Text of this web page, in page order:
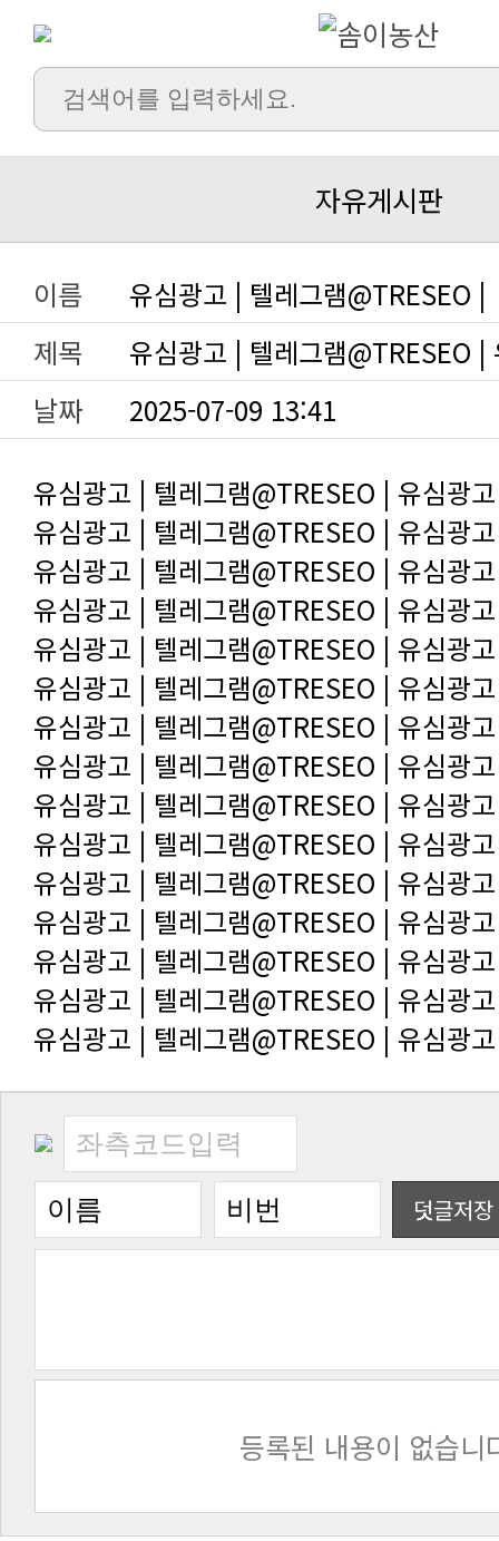
자유게시판
이름
유심광고 | 텔레그램@TRESEO |
제목
유심광고 | 텔레그램@TRESEO |
날짜
2025-07-09 13:41
유심광고 | 텔레그램@TRESEO | 유심광고
유심광고 | 텔레그램@TRESEO | 유심광고
유심광고 | 텔레그램@TRESEO | 유심광고
유심광고 | 텔레그램@TRESEO | 유심광고
유심광고 | 텔레그램@TRESEO | 유심광고
유심광고 | 텔레그램@TRESEO | 유심광고
유심광고 | 텔레그램@TRESEO | 유심광고
유심광고 | 텔레그램@TRESEO | 유심광고
유심광고 | 텔레그램@TRESEO | 유심광고
유심광고 | 텔레그램@TRESEO | 유심광고
유심광고 | 텔레그램@TRESEO | 유심광고
유심광고 | 텔레그램@TRESEO | 유심광고
유심광고 | 텔레그램@TRESEO | 유심광고
유심광고 | 텔레그램@TRESEO | 유심광고
유심광고 | 텔레그램@TRESEO | 유심광고
덧글저장
등록된 내용이 없습니